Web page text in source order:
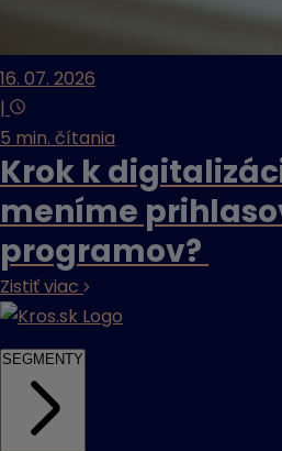
16. 07. 2026
|
5 min. čítania
Krok k
meníme
programov?
Zistiť viac
SEGMENTY